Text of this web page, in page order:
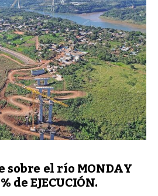
sobre el río MONDAY
de EJECUCIÓN.